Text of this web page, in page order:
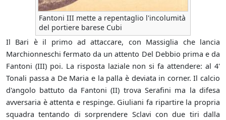
Fantoni III mette a repentaglio l'incolumità
del portiere barese Cubi
Il Bari è il primo ad attaccare, con Massiglia che lancia
Marchionneschi fermato da un attento Del Debbio prima e da
Fantoni (III) poi. La risposta laziale non si fa attendere: al 4'
Tonali passa a De Maria e la palla è deviata in corner. Il calcio
d'angolo battuto da Fantoni (II) trova Serafini ma la difesa
avversaria è attenta e respinge. Giuliani fa ripartire la propria
squadra tentando di sorprendere Sclavi con due tiri dalla